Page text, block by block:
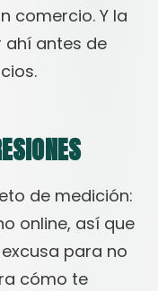
comercio. Y la
ahí antes de
de medición:
online, así que
para no
cómo te